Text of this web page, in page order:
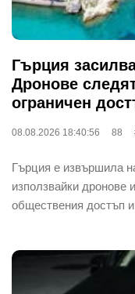
Гърция
Дронове
ограничен
08.08.2026 18:40:56 88
Гърция е извършила
използвайки дронове
обществения достъп